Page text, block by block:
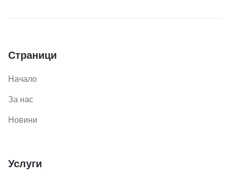
Страници
Начало
За нас
Новини
Услуги